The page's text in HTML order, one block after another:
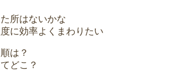
所はないかな
に効率よくまわりたい
は？
どこ？